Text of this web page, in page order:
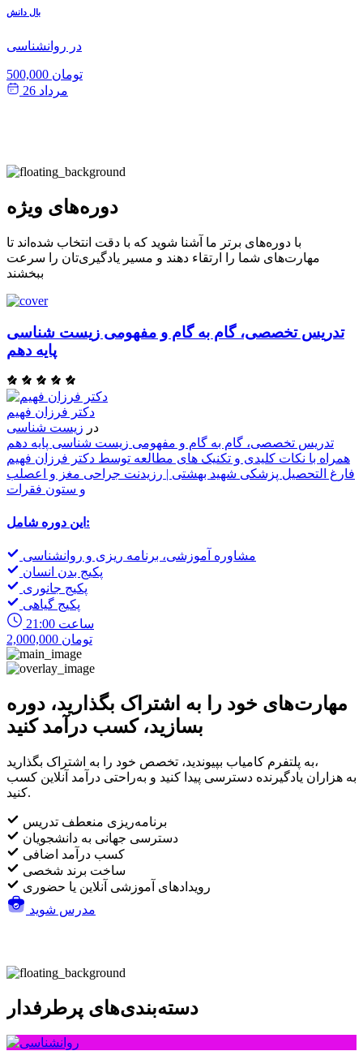
بال دانش
در روانشناسی
500,000 تومان
مرداد 26
دوره‌های ویژه
با دوره‌های برتر ما آشنا شوید که با دقت انتخاب شده‌اند تا
مهارت‌های شما را ارتقاء دهند و مسیر یادگیری‌تان را سرعت
ببخشند
تدریس تخصصی، گام به گام و مفهومی زیست شناسی
پایه دهم
دکتر فرزان فهیم
در زیست شناسی
تدریس تخصصی، گام به گام و مفهومی زیست شناسی پایه دهم
همراه با نکات کلیدی و تکنیک های مطالعه توسط دکتر فرزان فهیم
فارغ التحصیل پزشکی شهید بهشتی | رزیدنت جراحی مغز و اعصلب
و ستون فقرات
این دوره شامل:
مشاوره آموزشی، برنامه ریزی و روانشناسی
پکیج بدن انسان
پکیج جانوری
پکیج گیاهی
21:00 ساعت
2,000,000 تومان
مهارت‌های خود را به اشتراک بگذارید، دوره
بسازید، کسب درآمد کنید
به پلتفرم کامیاب بپیوندید، تخصص خود را به اشتراک بگذارید،
به هزاران یادگیرنده دسترسی پیدا کنید و به‌راحتی درآمد آنلاین کسب
کنید.
برنامه‌ریزی منعطف تدریس
دسترسی جهانی به دانشجویان
کسب درآمد اضافی
ساخت برند شخصی
رویدادهای آموزشی آنلاین یا حضوری
مدرس شوید
دسته‌بندی‌های پرطرفدار